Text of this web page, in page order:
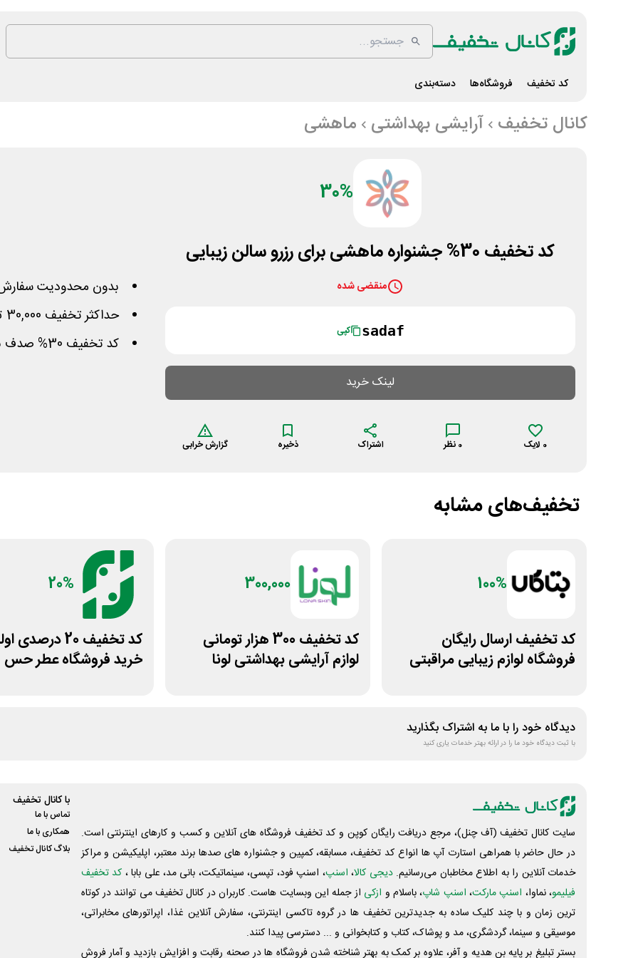
کد تخفیف فروشگاه‌ها دسته‌بندی
کانال تخفیف آرایشی بهداشتی ماهشی
30%
کد تخفیف 30% جشنواره ماهشی برای رزرو سالن زیبایی
منقضی شده
sadaf کپی
لینک خرید
0 لایک 0 نظر اشتراک ذخیره گزارش خرابی
بدون محدودیت
حداکثر تخفیف 30,000 تومان
کد تخفیف 30% صدف بیوتی برای رزرو آرایشگاه زنانه
تخفیف‌های مشابه
100%
کد تخفیف ارسال رایگان
فروشگاه لوازم زیبایی مراقبتی
300,000
کد تخفیف 300 هزار تومانی
لوازم آرایشی بهداشتی لونا
20%
کد تخفیف 20
خرید فروشگاه عطر حس
دیدگاه خود را با ما به اشتراک بگذارید
با ثبت دیدگاه خود ما را در ارائه بهتر خدمات یاری کنید
سایت کانال تخفیف (آف چنل)، مرجع دریافت رایگان کوپن و کد تخفیف فروشگاه های آنلاین و کسب و‌ کارهای اینترنتی است.
در حال حاضر با همراهی استارت آپ ها انواع کد تخفیف، مسابقه، کمپین و جشنواره های صدها برند معتبر، اپلیکیشن و مراکز
خدمات آنلاین را به اطلاع مخاطبان می‌رسانیم. دیجی کالا، اسنپ، اسنپ فود، تپسی، سینماتیکت، بانی مد، علی‌ بابا ، کد تخفیف
فیلیمو، نماوا، اسنپ مارکت، اسنپ شاپ، باسلام و ازکی از جمله این وبسایت ‌هاست. کاربران در کانال تخفیف می توانند در کوتاه
ترین زمان و با چند کلیک ساده به جدیدترین تخفیف ها در گروه تاکسی اینترنتی، سفارش آنلاین غذا، اپراتورهای مخابراتی،
موسیقی و سینما، گردشگری، مد و پوشاک، کتاب و کتابخوانی و ... دسترسی پیدا کنند.
بستر تبلیغ بر پایه بن هدیه و آفر، علاوه بر کمک به بهتر شناخته شدن فروشگاه ها در صحنه رقابت و افزایش بازدید و آمار فروش
با کانال تخفیف
تماس با ما
همکاری با ما
بلاگ کانال تخفیف